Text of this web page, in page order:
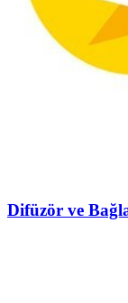
Difüzör ve